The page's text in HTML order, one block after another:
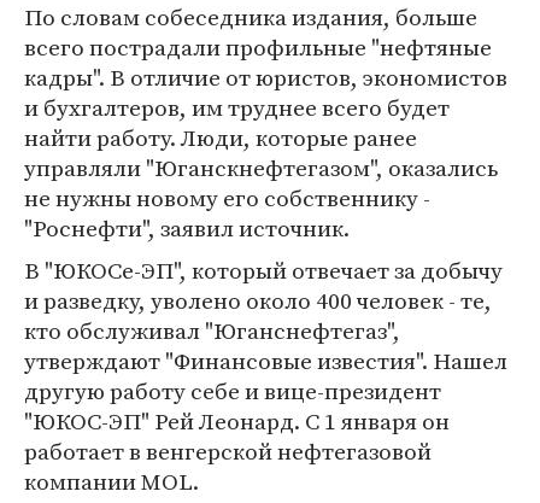
По словам собеседника издания, больше
всего пострадали профильные "нефтяные
кадры". В отличие от юристов, экономистов
и бухгалтеров, им труднее всего будет
найти работу. Люди, которые ранее
управляли "Юганскнефтегазом", оказались
не нужны новому его собственнику -
"Роснефти", заявил источник.
В "ЮКОСе-ЭП", который отвечает за добычу
и разведку, уволено около 400 человек - те,
кто обслуживал "Юганснефтегаз",
утверждают "Финансовые известия". Нашел
другую работу себе и вице-президент
"ЮКОС-ЭП" Рей Леонард. С 1 января он
работает в венгерской нефтегазовой
компании MOL.